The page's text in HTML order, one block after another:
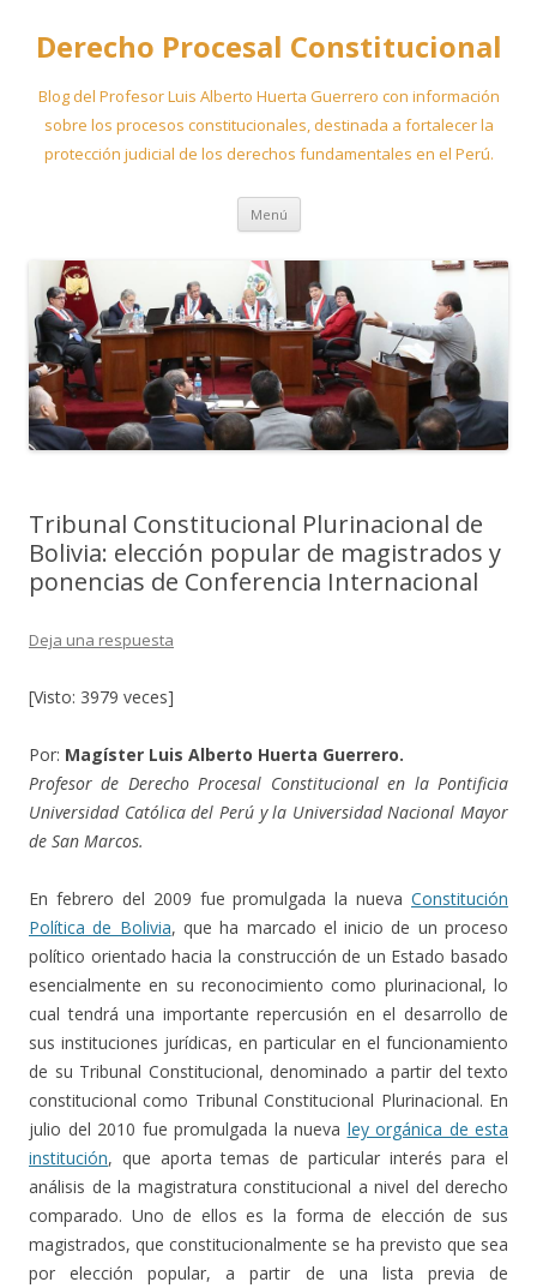
Derecho Procesal Constitucional
Blog del Profesor Luis Alberto Huerta Guerrero con información
sobre los procesos constitucionales, destinada a fortalecer la
protección judicial de los derechos fundamentales en el Perú.
Menú Ir
contenido
Tribunal Constitucional Plurinacional de
Bolivia: elección popular de magistrados y
ponencias de Conferencia Internacional
Deja una respuesta
[Visto: 3979 veces]
Por: Magíster Luis Alberto Huerta Guerrero.
Profesor de Derecho Procesal Constitucional en la Pontificia
Universidad Católica del Perú y la Universidad Nacional Mayor
de San Marcos.
En febrero del 2009 fue promulgada la nueva Constitución
Política de Bolivia, que ha marcado el inicio de un proceso
político orientado hacia la construcción de un Estado basado
esencialmente en su reconocimiento como plurinacional, lo
cual tendrá una importante repercusión en el desarrollo de
sus instituciones jurídicas, en particular en el funcionamiento
de su Tribunal Constitucional, denominado a partir del texto
constitucional como Tribunal Constitucional Plurinacional. En
julio del 2010 fue promulgada la nueva ley orgánica de esta
institución, que aporta temas de particular interés para el
análisis de la magistratura constitucional a nivel del derecho
comparado. Uno de ellos es la forma de elección de sus
magistrados, que constitucionalmente se ha previsto que sea
por elección popular, a partir de una lista previa de